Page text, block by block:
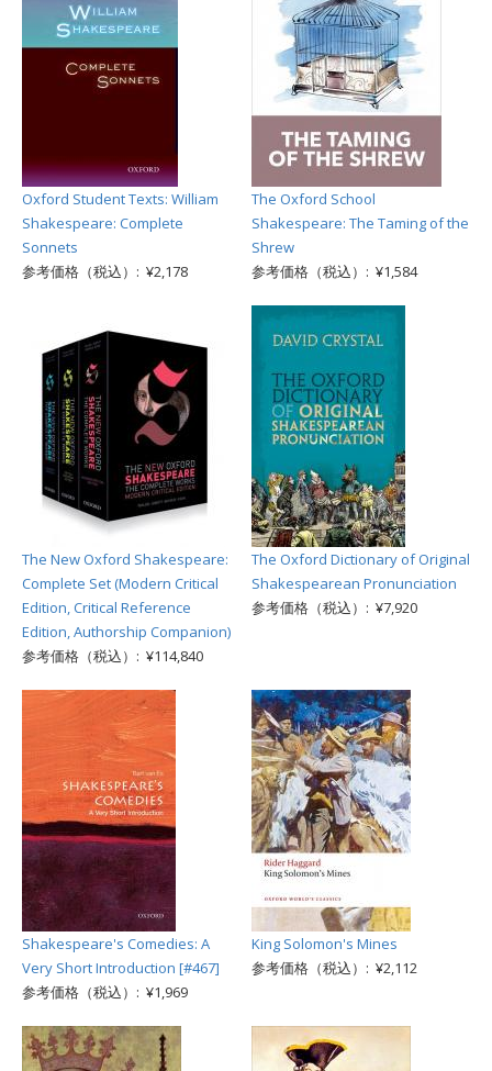
Oxford Student Texts: William
Shakespeare: Complete
Sonnets
参考価格（税込）: ¥2,178
The Oxford School
Shakespeare: The Taming of the
Shrew
参考価格（税込）: ¥1,584
The New Oxford Shakespeare:
Complete Set (Modern Critical
Edition, Critical Reference
Edition, Authorship Companion)
参考価格（税込）: ¥114,840
The Oxford Dictionary of Original
Shakespearean Pronunciation
参考価格（税込）: ¥7,920
Shakespeare's Comedies: A
Very Short Introduction [#467]
参考価格（税込）: ¥1,969
King Solomon's Mines
参考価格（税込）: ¥2,112